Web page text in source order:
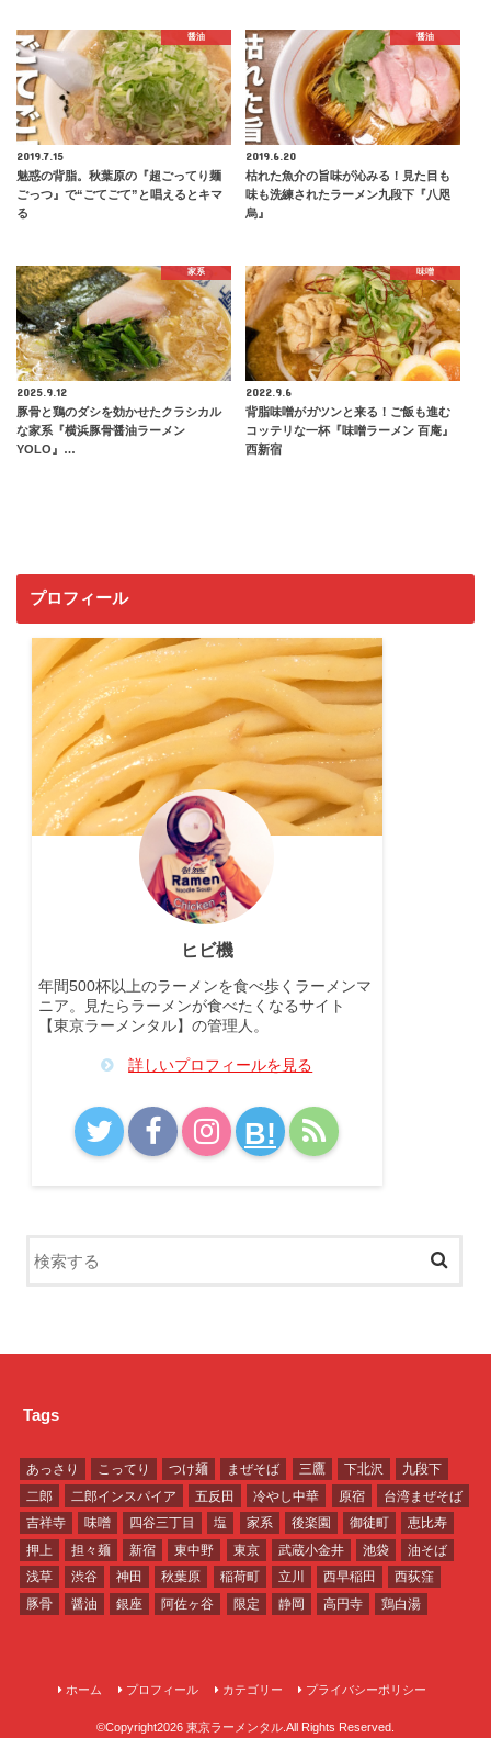
醤油
2019.7.15
魅惑の背脂。秋葉原の『超ごってり麺
ごっつ』で“ごてごて”と唱えるとキマ
る
醤油
2019.6.20
枯れた魚介の旨味が沁みる！見た目も
味も洗練されたラーメン九段下『八咫
烏』
家系
2025.9.12
豚骨と鶏のダシを効かせたクラシカル
な家系『横浜豚骨醤油ラーメン
YOLO』…
味噌
2022.9.6
背脂味噌がガツンと来る！ご飯も進む
コッテリな一杯『味噌ラーメン 百庵』
西新宿
プロフィール
ヒビ機
年間500杯以上のラーメンを食べ歩くラーメンマ
ニア。見たらラーメンが食べたくなるサイト
【東京ラーメンタル】の管理人。
詳しいプロフィールを見る
B!
Tags
あっさり こってり つけ麺 まぜそば 三鷹 下北沢
九段下
二郎
二郎インスパイア 五反田 冷やし中華 原宿
台湾まぜそば
吉祥寺
味噌 四谷三丁目 塩 家系 後楽園 御徒町
恵比寿
押上
担々麺 新宿 東中野 東京 武蔵小金井 池袋
油そば
浅草
渋谷 神田 秋葉原 稲荷町 立川 西早稲田
西荻窪
豚骨
醤油 銀座 阿佐ヶ谷 限定 静岡 高円寺 鶏白湯
ホーム プロフィール カテゴリー プライバシーポリシー
©Copyright2026 東京ラーメンタル .All Rights Reserved.